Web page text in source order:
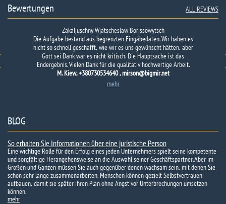
Bewertungen ALL REVIEWS
Zakaljuschny Wjatscheslaw Borissowytsch
Die Aufgabe bestand aus begrenzten Eingabedaten. Wir haben es
nicht so schnell geschafft, wie wir es uns gewünscht hätten, aber
Gott sei Dank war es nicht kritisch. Die Hauptsache ist das
Endergebnis. Vielen Dank für die qualitativ hochwertige Arbeit.
M. Kiew, +380730534640 , mirson@bigmir.net
mehr
BLOG
So erhalten Sie Informationen über eine juristische Person
Eine wichtige Rolle für den Erfolg eines jeden Unternehmers spielt seine kompetente
und sorgfältige Herangehensweise an die Auswahl seiner Geschäftspartner. Aber im
Großen und Ganzen müssen Sie auch gegenüber denen wachsam sein, mit denen Sie
schon sehr lange zusammenarbeiten. Menschen können gezielt Selbstvertrauen
aufbauen, damit sie später ihren Plan ohne Angst vor Unterbrechungen umsetzen
können.
mehr